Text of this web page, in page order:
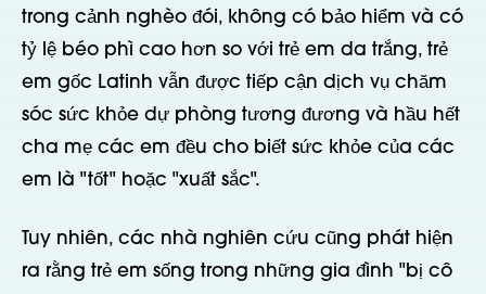
trong cảnh nghèo đói, không có bảo hiểm và có
tỷ lệ béo phì cao hơn so với trẻ em da trắng, trẻ
em gốc Latinh vẫn được tiếp cận dịch vụ chăm
sóc sức khỏe dự phòng tương đương và hầu hết
cha mẹ các em đều cho biết sức khỏe của các
em là "tốt" hoặc "xuất sắc".
Tuy nhiên, các nhà nghiên cứu cũng phát hiện
ra rằng trẻ em sống trong những gia đình "bị cô